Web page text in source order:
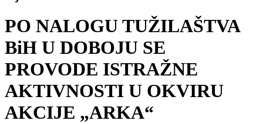
PO NALOGU TUŽILAŠTVA
BiH U DOBOJU SE
PROVODE ISTRAŽNE
AKTIVNOSTI U OKVIRU
AKCIJE „ARKA“